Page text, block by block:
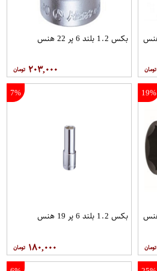
بکس 1.2 بلند 6 پر 22 هنس
۲۰۳,۰۰۰
19%
7%
بکس 1.2 بلند 6 پر 19 هنس
۱۸۰,۰۰۰